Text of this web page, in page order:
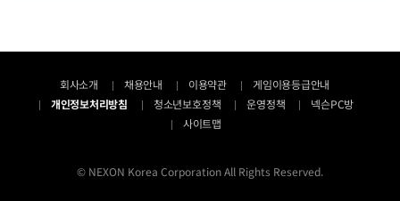
회사소개 채용안내 이용약관
게임이용등급안내
개인정보처리방침
청소년보호정책 운영정책
넥슨PC방
사이트맵
© NEXON Korea Corporation All Rights Reserved.